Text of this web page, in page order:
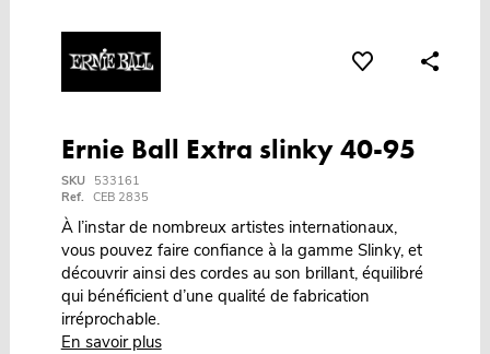
Ernie Ball Extra slinky 40-95
SKU
533161
Ref. CEB 2835
À l’instar de nombreux artistes internationaux,
vous pouvez faire confiance à la gamme Slinky, et
découvrir ainsi des cordes au son brillant, équilibré
qui bénéficient d’une qualité de fabrication
irréprochable.
En savoir plus